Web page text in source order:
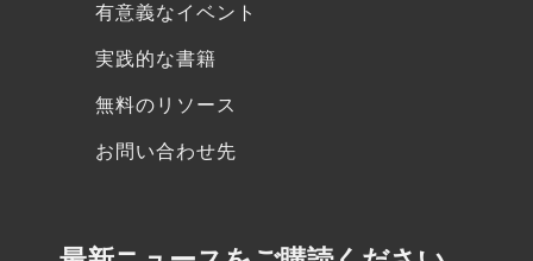
有意義なイベント
実践的な書籍
無料のリソース
お問い合わせ先